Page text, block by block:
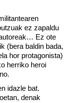
ez zapaldu
Ez ote
(bera baldin bada,
hor protagonista)
herriko heroi
idazle bat.
denak